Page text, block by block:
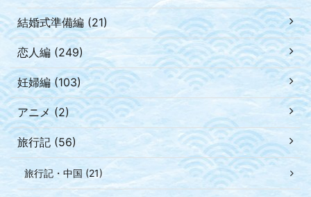
結婚式準備編 (21)
恋人編 (249)
妊婦編 (103)
アニメ (2)
旅行記 (56)
旅行記・中国 (21)